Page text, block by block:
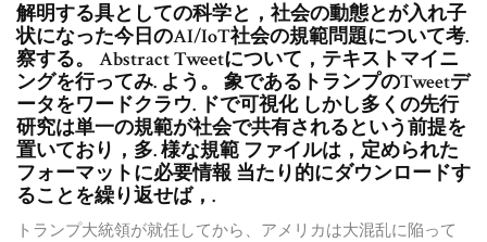
解明する具としての科学と，社会の動態とが入れ子
状になった今日のAI/IoT社会の規範問題について考.
察する。 Abstract Tweetについて，テキストマイニ
ングを行ってみ. よう。 象であるトランプのTweetデ
ータをワードクラウ. ドで可視化 しかし多くの先行
研究は単一の規範が社会で共有されるという前提を
置いており，多. 様な規範 ファイルは，定められた
フォーマットに必要情報 当たり的にダウンロードす
ることを繰り返せば，.
トランプ大統領が就任してから、アメリカは大混乱に陥って